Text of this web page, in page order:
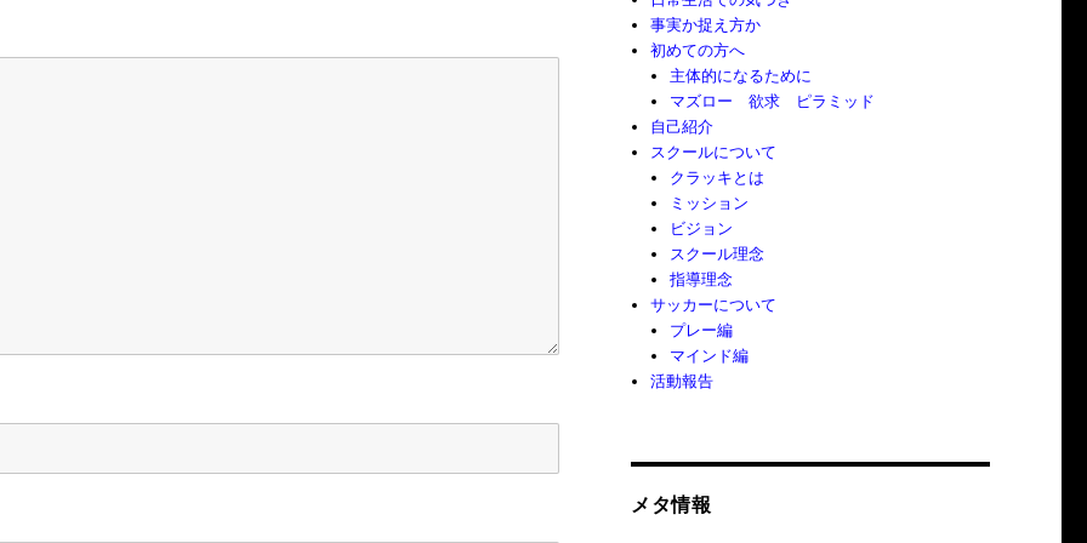
事実か捉え方か
初めての方へ
主体的になるために
マズロー 欲求 ピラミッド
自己紹介
スクールについて
クラッキとは
ミッション
ビジョン
スクール理念
指導理念
サッカーについて
プレー編
マインド編
活動報告
メタ情報